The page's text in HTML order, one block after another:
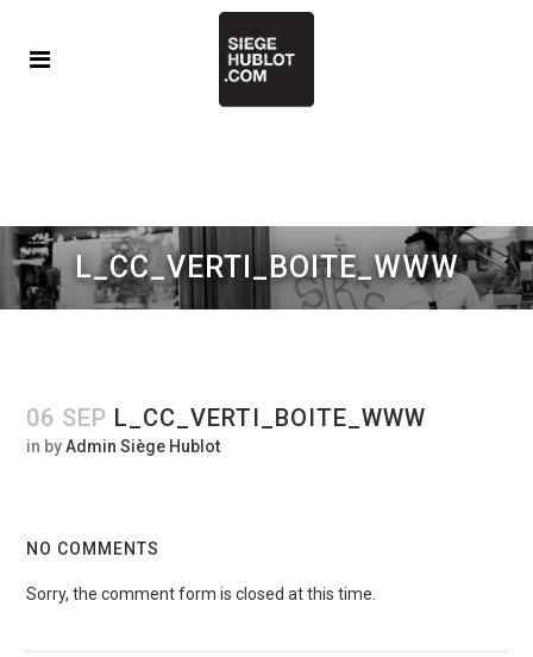
L_CC_VERTI_BOITE_WWW
06 SEP L_CC_VERTI_BOITE_WWW
in byAdmin Siège Hublot
NO COMMENTS
Sorry, the comment form is closed at this time.